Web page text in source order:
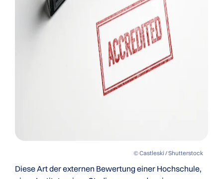
© Castleski / Shutterstock
Diese Art der externen Bewertung einer Hochschule,